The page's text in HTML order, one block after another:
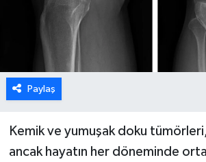
Paylaş
Kemik ve yumuşak doku
ancak hayatın her döneminde
Foto Galeri
Gediz
Genel
Gündem